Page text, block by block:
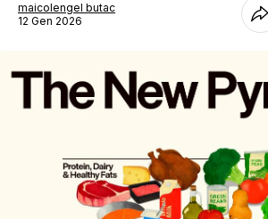
STORIA E CITAZIONI
COMPLOTTI, LEGGENDE
maicolengel butac
12 Gen 2026